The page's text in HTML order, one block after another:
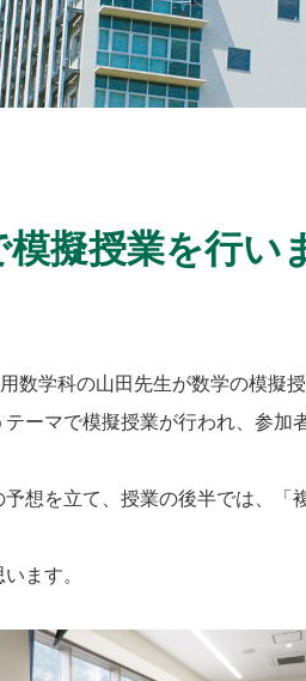
擬授業を行い
学科の山田先生が数学の模擬授
ーマで模擬授業が行われ、参加
想を立て、授業の後半では、
ます。